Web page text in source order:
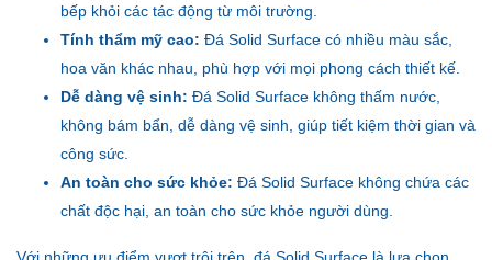
bếp khỏi các tác động từ môi trường.
Tính thẩm mỹ cao: Đá Solid Surface có nhiều màu sắc,
hoa văn khác nhau, phù hợp với mọi phong cách thiết kế.
Dễ dàng vệ sinh: Đá Solid Surface không thấm nước,
không bám bẩn, dễ dàng vệ sinh, giúp tiết kiệm thời gian và
công sức.
An toàn cho sức khỏe: Đá Solid Surface không chứa các
chất độc hại, an toàn cho sức khỏe người dùng.